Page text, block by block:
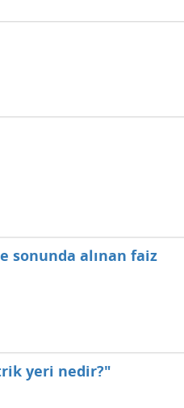
sonunda alınan faiz
yeri nedir?"